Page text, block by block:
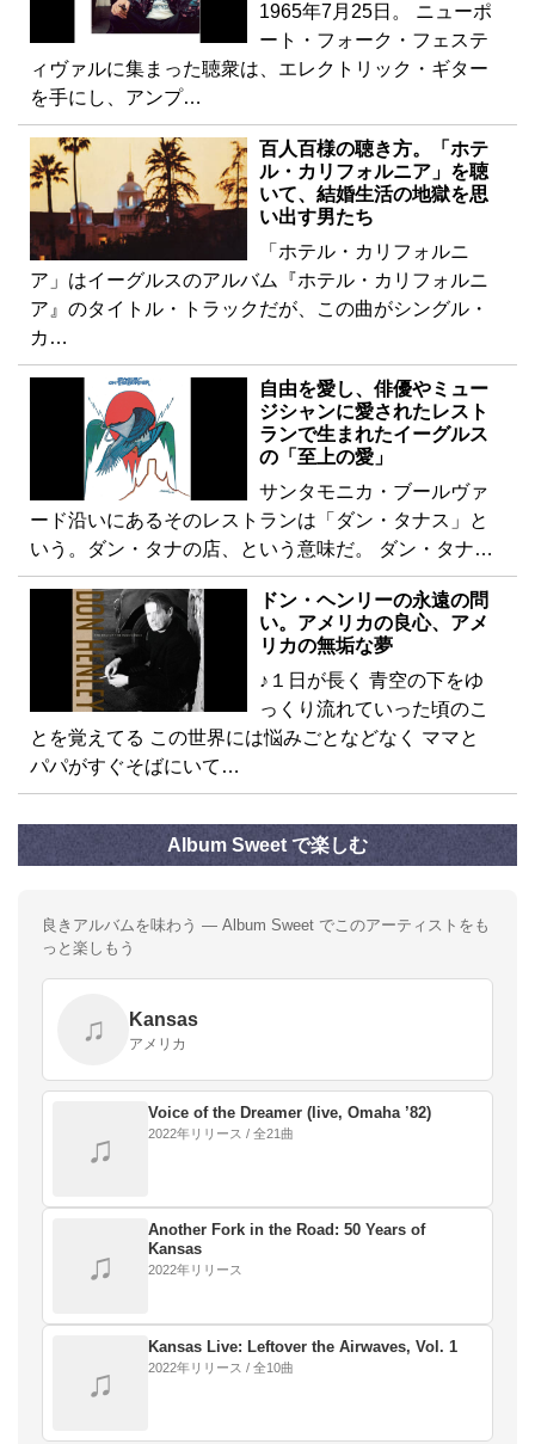
1965年7月25日。 ニューポ
ート・フォーク・フェステ
ィヴァルに集まった聴衆は、エレクトリック・ギター
を手にし、アンプ…
百人百様の聴き方。「ホテ
ル・カリフォルニア」を聴
いて、結婚生活の地獄を思
い出す男たち
「ホテル・カリフォルニ
ア」はイーグルスのアルバム『ホテル・カリフォルニ
ア』のタイトル・トラックだが、この曲がシングル・
カ…
自由を愛し、俳優やミュー
ジシャンに愛されたレスト
ランで生まれたイーグルス
の「至上の愛」
サンタモニカ・ブールヴァ
ード沿いにあるそのレストランは「ダン・タナス」と
いう。ダン・タナの店、という意味だ。 ダン・タナ…
ドン・ヘンリーの永遠の問
い。アメリカの良心、アメ
リカの無垢な夢
♪１日が長く 青空の下をゆ
っくり流れていった頃のこ
とを覚えてる この世界には悩みごとなどなく ママと
パパがすぐそばにいて…
Album Sweet で楽しむ
良きアルバムを味わう — Album Sweet でこのアーティストをも
っと楽しもう
♫ Kansas
アメリカ
♫
Voice of the Dreamer (live, Omaha ’82)
2022年リリース / 全21曲
♫
Another Fork in the Road: 50 Years of
Kansas
2022年リリース
♫
Kansas Live: Leftover the Airwaves, Vol. 1
2022年リリース / 全10曲